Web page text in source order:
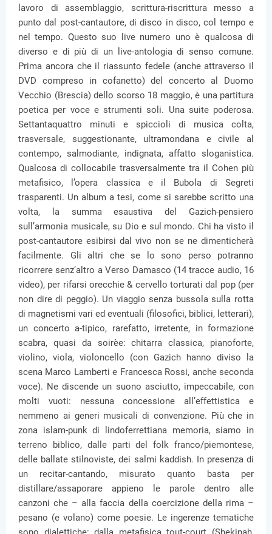
lavoro di assemblaggio, scrittura-riscrittura messo a
punto dal post-cantautore, di disco in disco, col tempo e
nel tempo. Questo suo live numero uno è qualcosa di
diverso e di più di un live-antologia di senso comune.
Prima ancora che il riassunto fedele (anche attraverso il
DVD compreso in cofanetto) del concerto al Duomo
Vecchio (Brescia) dello scorso 18 maggio, è una partitura
poetica per voce e strumenti soli. Una suite poderosa.
Settantaquattro minuti e spiccioli di musica colta,
trasversale, suggestionante, ultramondana e civile al
contempo, salmodiante, indignata, affatto sloganistica.
Qualcosa di collocabile trasversalmente tra il Cohen più
metafisico, l’opera classica e il Bubola di Segreti
trasparenti. Un album a tesi, come si sarebbe scritto una
volta, la summa esaustiva del Gazich-pensiero
sull’armonia musicale, su Dio e sul mondo. Chi ha visto il
post-cantautore esibirsi dal vivo non se ne dimenticherà
facilmente. Gli altri che se lo sono perso potranno
ricorrere senz’altro a Verso Damasco (14 tracce audio, 16
video), per rifarsi orecchie & cervello torturati dal pop (per
non dire di peggio). Un viaggio senza bussola sulla rotta
di magnetismi vari ed eventuali (filosofici, biblici, letterari),
un concerto a-tipico, rarefatto, irretente, in formazione
scabra, quasi da soirèe: chitarra classica, pianoforte,
violino, viola, violoncello (con Gazich hanno diviso la
scena Marco Lamberti e Francesca Rossi, anche seconda
voce). Ne discende un suono asciutto, impeccabile, con
molti vuoti: nessuna concessione all’effettistica e
nemmeno ai generi musicali di convenzione. Più che in
zona islam-punk di lindoferrettiana memoria, siamo in
terreno biblico, dalle parti del folk franco/piemontese,
delle ballate stilnoviste, dei salmi kaddish. In presenza di
un recitar-cantando, misurato quanto basta per
distillare/assaporare appieno le parole dentro alle
canzoni che – alla faccia della coercizione della rima –
pesano (e volano) come poesie. Le ingerenze tematiche